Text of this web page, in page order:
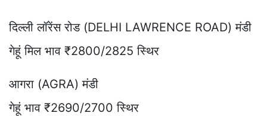
दिल्ली लॉरेंस रोड (DELHI LAWRENCE ROAD) मंडी
गेहूं मिल भाव ₹2800/2825 स्थिर
आगरा (AGRA) मंडी
गेहूं भाव ₹2690/2700 स्थिर